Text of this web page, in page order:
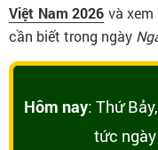
Việt Nam 2026 và
cần biết trong ngày
Hôm nay: Thứ
tức